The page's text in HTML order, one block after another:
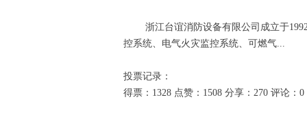
浙江台谊消防设备有限公司成立于1992
控系统、电气火灾监控系统、可燃气...
投票记录：
得票：1328 点赞：1508 分享：270 评论：0